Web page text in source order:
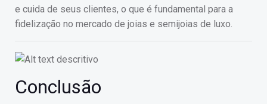
e cuida de seus clientes, o que é fundamental para a
fidelização no mercado de joias e semijoias de luxo.
Conclusão